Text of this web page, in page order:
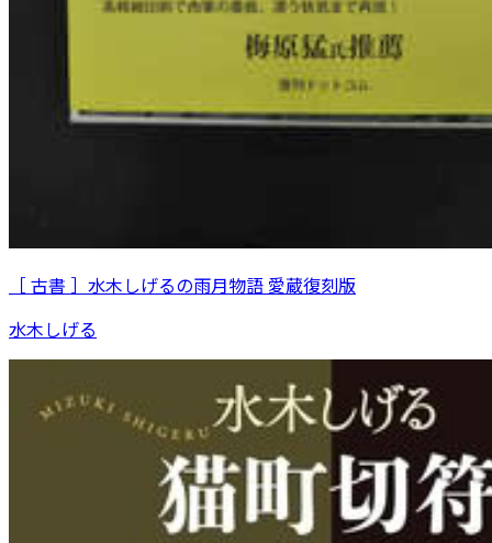
［ 古書 ］水木しげるの雨月物語 愛蔵復刻版
水木しげる